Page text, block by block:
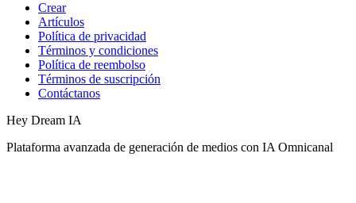
Crear
Artículos
Política de privacidad
Términos y condiciones
Política de reembolso
Términos de suscripción
Contáctanos
Hey Dream IA
Plataforma avanzada de generación de medios con IA Omnicanal